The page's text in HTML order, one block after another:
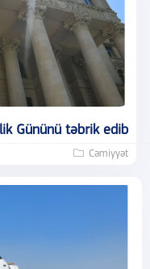
Gününü təbrik edib
Cəmiyyət